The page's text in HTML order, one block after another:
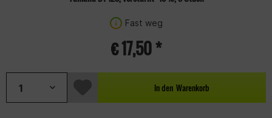
Fast weg
€ 17,50 *
In den Warenkorb